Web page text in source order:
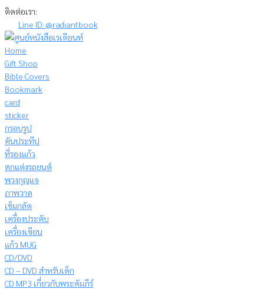
Skip
content
ติดต่อเรา:
Line ID: @radiantbook
Home
Gift Shop
Bible Covers
Bookmark
card
sticker
กรอบรูป
คันประทีป
ที่รองแก้ว
ตกแต่งรถยนต์
พวงกุญแจ
ภาพวาด
เข็มกลัด
เครื่องประดับ
เครื่องเขียน
แก้ว MUG
CD/DVD
CD – DVD สำหรับเด็ก
CD MP3 เกี่ยวกับพระคัมภีร์